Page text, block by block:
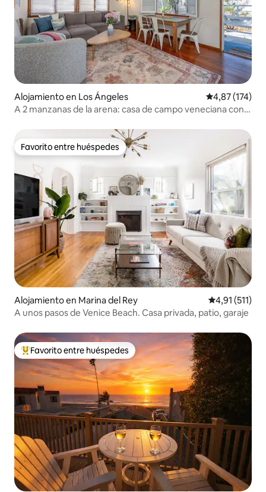
Alojamiento en Los Ángeles Calificación
4,87 (174)
A 2 manzanas de la arena: casa de campo veneciana con
Favorito entre huéspedes
Favorito entre huéspedes
Alojamiento en Marina del Rey Calificación
4,91 (511)
A unos pasos de Venice Beach. Casa privada, patio, garaje
Favorito entre los huéspedes más destacados
Favorito entre huéspedes